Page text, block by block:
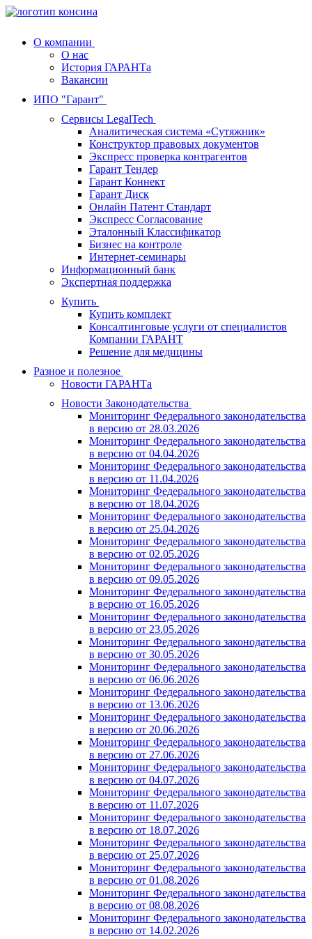
О компании
О нас
История ГАРАНТа
Вакансии
ИПО "Гарант"
Сервисы LegalTech
Аналитическая система «Сутяжник»
Конструктор правовых документов
Экспресс проверка контрагентов
Гарант Тендер
Гарант Коннект
Гарант Диск
Онлайн Патент Стандарт
Экспресс Согласование
Эталонный Классификатор
Бизнес на контроле
Интернет-семинары
Информационный банк
Экспертная поддержка
Купить
Купить комплект
Консалтинговые услуги от специалистов
Компании ГАРАНТ
Решение для медицины
Разное и полезное
Новости ГАРАНТа
Новости Законодательства
Мониторинг Федерального законодательства
в версию от 28.03.2026
Мониторинг Федерального законодательства
в версию от 04.04.2026
Мониторинг Федерального законодательства
в версию от 11.04.2026
Мониторинг Федерального законодательства
в версию от 18.04.2026
Мониторинг Федерального законодательства
в версию от 25.04.2026
Мониторинг Федерального законодательства
в версию от 02.05.2026
Мониторинг Федерального законодательства
в версию от 09.05.2026
Мониторинг Федерального законодательства
в версию от 16.05.2026
Мониторинг Федерального законодательства
в версию от 23.05.2026
Мониторинг Федерального законодательства
в версию от 30.05.2026
Мониторинг Федерального законодательства
в версию от 06.06.2026
Мониторинг Федерального законодательства
в версию от 13.06.2026
Мониторинг Федерального законодательства
в версию от 20.06.2026
Мониторинг Федерального законодательства
в версию от 27.06.2026
Мониторинг Федерального законодательства
в версию от 04.07.2026
Мониторинг Федерального законодательства
в версию от 11.07.2026
Мониторинг Федерального законодательства
в версию от 18.07.2026
Мониторинг Федерального законодательства
в версию от 25.07.2026
Мониторинг Федерального законодательства
в версию от 01.08.2026
Мониторинг Федерального законодательства
в версию от 08.08.2026
Мониторинг Федерального законодательства
в версию от 14.02.2026